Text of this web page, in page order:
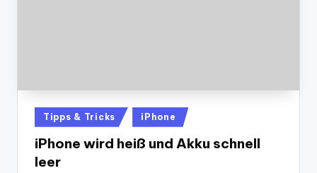
Posted
in
Tipps & Tricks iPhone
iPhone wird heiß und Akku schnell
leer